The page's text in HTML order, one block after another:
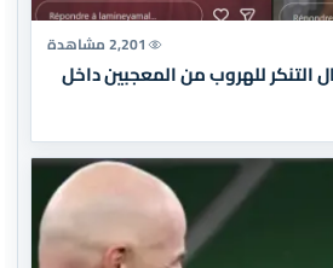
2,201 مشاهدة
التنكر للهروب من المعجبين داخل